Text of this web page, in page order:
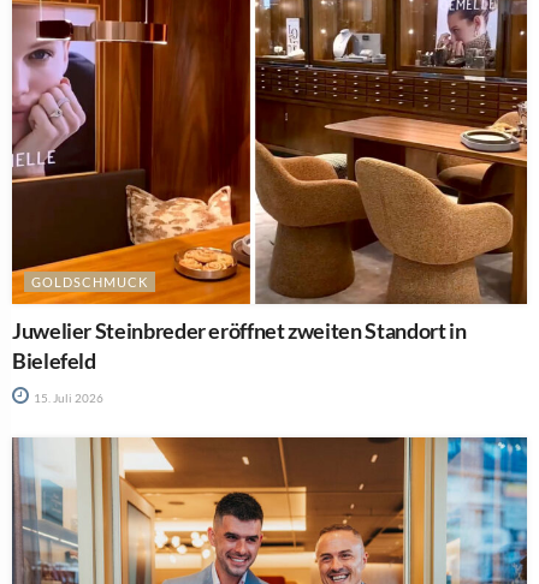
GOLDSCHMUCK
Juwelier Steinbreder eröffnet zweiten Standort in
Bielefeld
15. Juli 2026